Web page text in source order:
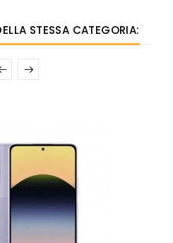
STESSA CATEGORIA: